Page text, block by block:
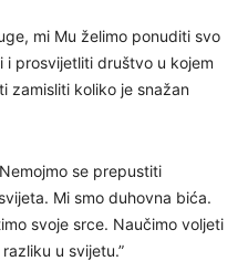
mi Mu želimo ponuditi svo
prosvijetliti društvo u kojem
zamisliti koliko je snažan
se prepustiti
Mi smo duhovna bića.
svoje srce. Naučimo voljeti
u svijetu.”